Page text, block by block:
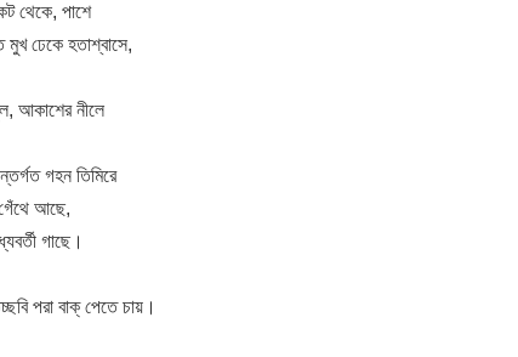
থেকে, পাশে
মুখ ঢেকে হতাশ্বাসে,
আকাশের নীলে
গহন তিমিরে
আছে,
গাছে।
পরা বাক্‌ পেতে চায়।